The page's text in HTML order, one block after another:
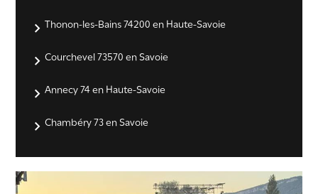
Thonon-les-Bains 74200 en Haute-Savoie
Courchevel 73570 en Savoie
Annecy 74 en Haute-Savoie
Chambéry 73 en Savoie